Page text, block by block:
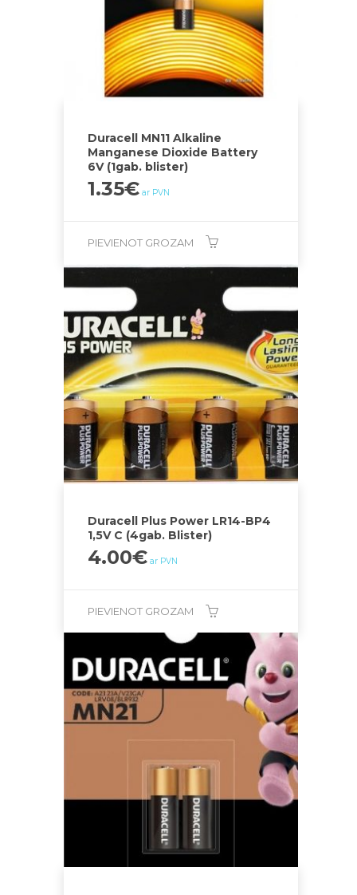
Duracell MN11 Alkaline
Manganese Dioxide Battery
6V (1gab. blister)
1.35€ ar PVN
PIEVIENOT GROZAM
Duracell Plus Power LR14-BP4
1,5V C (4gab. Blister)
4.00€ ar PVN
PIEVIENOT GROZAM